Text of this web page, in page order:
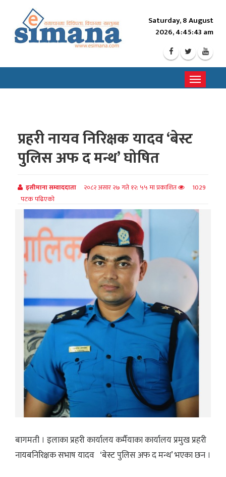
Saturday, 8 August
2026, 4:45:45 am
Toggle
प्रहरी नायव निरिक्षक यादव ‘बेस्ट
पुलिस अफ द मन्थ’ घोषित
इसीमाना सम्वाददाता २०८२ असार २७ गते १२: ५५ मा प्रकाशित
1029
पटक पढिएको
बागमती । इलाका प्रहरी कार्यालय कर्मैयाका कार्यालय प्रमुख प्रहरी
नायबनिरिक्षक सभाष यादव ‘बेस्ट पुलिस अफ द मन्थ’ भएका छन ।